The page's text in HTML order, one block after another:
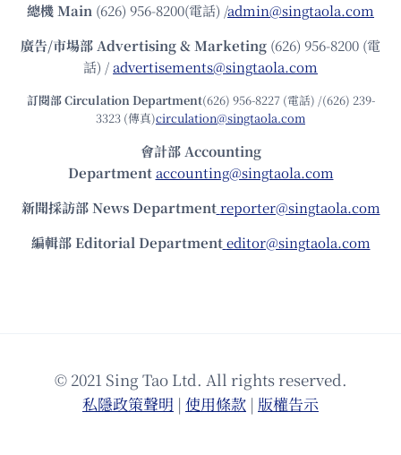
總機Main (626) 956-8200(電話) /admin@singtaola.com
廣告/市場部Advertising & Marketing (626) 956-8200 (電
話) /advertisements@singtaola.com
訂閱部 Circulation Department(626) 956-8227 (電話) /(626) 239-
3323 (傳真)circulation@singtaola.com
會計部 Accounting
Department accounting@singtaola.com
新聞採訪部 News Department reporter@singtaola.com
編輯部 Editorial Department editor@singtaola.com
© 2021 Sing Tao Ltd. All rights reserved.
私隱政策聲明 | 使⽤條款 | 版權告⽰